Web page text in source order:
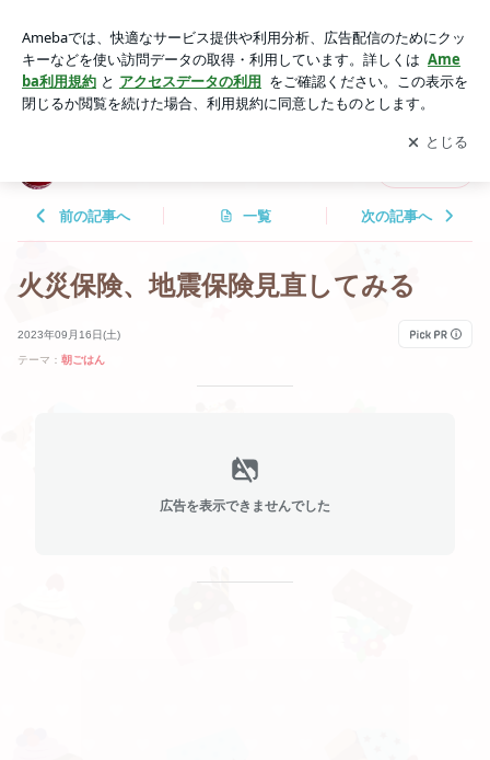
アプリをダウンロードして ブログの更新通知
を受け取りまし
ょう。
開く
前の記事へ 一覧 次の記事へ
火災保険、地震保険見直してみる
2023年09月16日(土)
テーマ： 朝ごはん
広告を表示できませんでした